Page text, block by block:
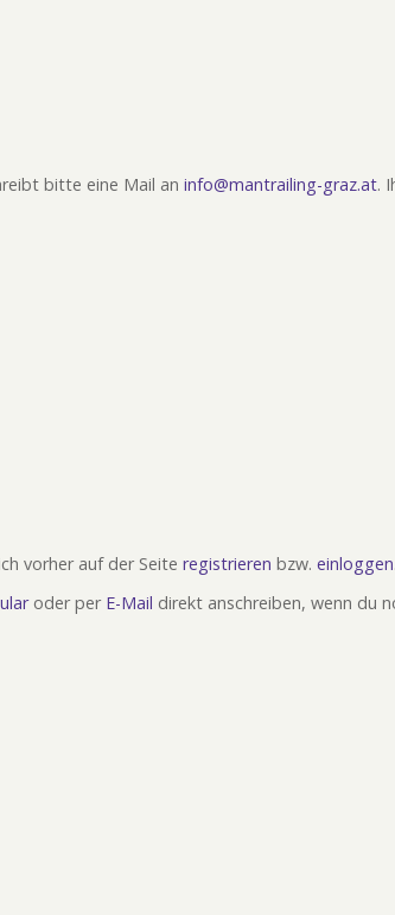
bitte eine Mail an info@mantrailing-graz.at.
vorher auf der Seite registrieren bzw. einloggen
oder per E-Mail direkt anschreiben, wenn du